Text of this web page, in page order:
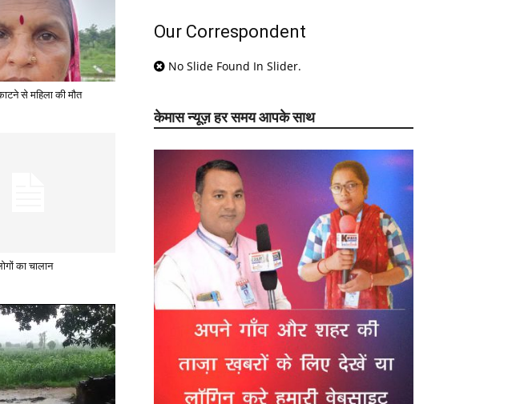
से महिला की मौत
का चालान
Our Correspondent
No Slide Found In Slider.
केमास न्यूज़ हर समय आपके साथ